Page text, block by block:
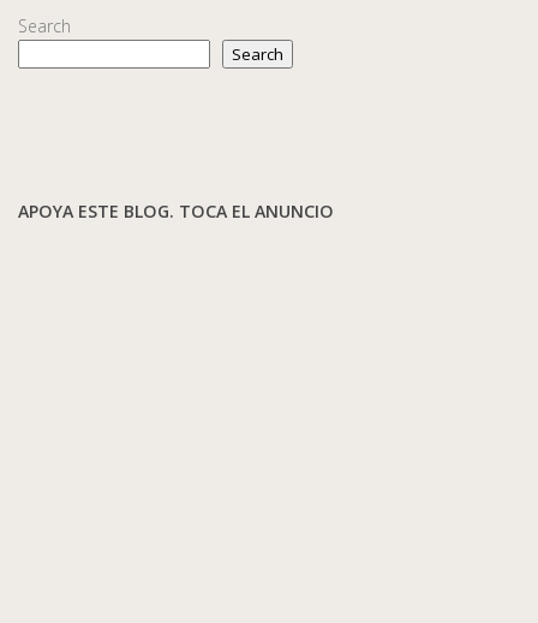
Search
Search
APOYA ESTE BLOG. TOCA EL ANUNCIO